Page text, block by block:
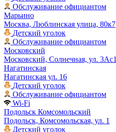
Обслуживание официантом
Марьино
Москва, Люблинская улица, 80к7
Детский уголок
Обслуживание официантом
Московский
Московский, Солнечная, ул. 3Ас1
Нагатинская
Нагатинская ул. 16
Детский уголок
Обслуживание официантом
Wi-Fi
Подольск Комсомольский
Подольск, Комсомольская, ул. 1
Детский уголок